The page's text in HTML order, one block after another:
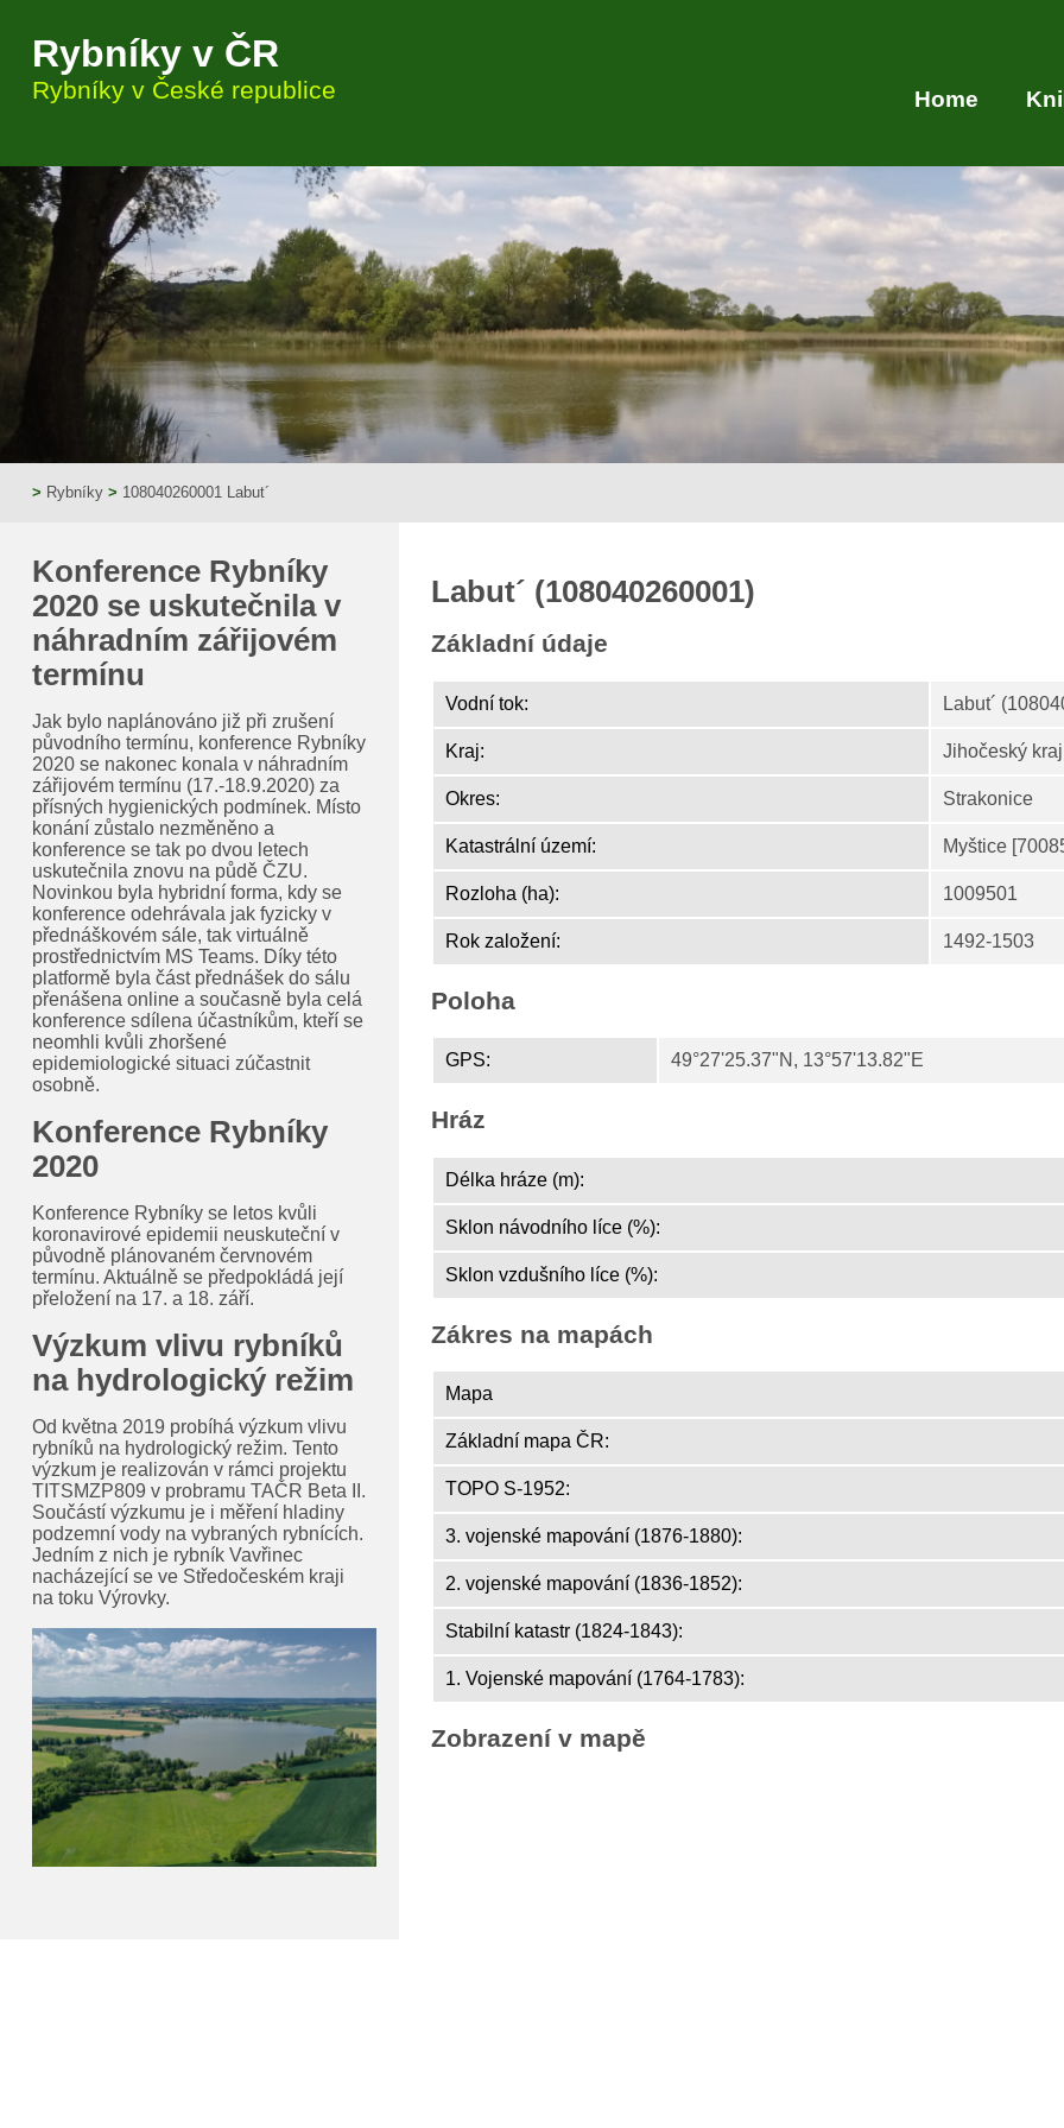
Rybníky v ČR
Rybníky v České republice Home
> Rybníky> 108040260001 Labut´
Konference Rybníky
2020 se uskutečnila v
náhradním zářijovém
termínu
Jak bylo naplánováno již při zrušení
původního termínu, konference Rybníky
2020 se nakonec konala v náhradním
zářijovém termínu (17.-18.9.2020) za
přísných hygienických podmínek. Místo
konání zůstalo nezměněno a
konference se tak po dvou letech
uskutečnila znovu na půdě ČZU.
Novinkou byla hybridní forma, kdy se
konference odehrávala jak fyzicky v
přednáškovém sále, tak virtuálně
prostřednictvím MS Teams. Díky této
platformě byla část přednášek do sálu
přenášena online a současně byla celá
konference sdílena účastníkům, kteří se
neomhli kvůli zhoršené
epidemiologické situaci zúčastnit
osobně.
Konference Rybníky
2020
Konference Rybníky se letos kvůli
koronavirové epidemii neuskuteční v
původně plánovaném červnovém
termínu. Aktuálně se předpokládá její
přeložení na 17. a 18. září.
Výzkum vlivu rybníků
na hydrologický režim
Od května 2019 probíhá výzkum vlivu
rybníků na hydrologický režim. Tento
výzkum je realizován v rámci projektu
TITSMZP809 v probramu TAČR Beta II.
Součástí výzkumu je i měření hladiny
podzemní vody na vybraných rybnících.
Jedním z nich je rybník Vavřinec
nacházející se ve Středočeském kraji
na toku Výrovky.
Labut´ (108040260001)
Základní údaje
Vodní tok: Labut´
Kraj: Jihočeský kraj
Okres: Strakonice
Katastrální území: Myštice
Rozloha (ha): 1009501
Rok založení: 1492-1503
Poloha
GPS: 49°27'25.37"N, 13°57'13.82"E
Hráz
Délka hráze (m):
Sklon návodního líce (%):
Sklon vzdušního líce (%):
Zákres na mapách
Mapa
Základní mapa ČR:
TOPO S-1952:
3. vojenské mapování (1876-1880):
2. vojenské mapování (1836-1852):
Stabilní katastr (1824-1843):
1. Vojenské mapování (1764-1783):
Zobrazení v mapě